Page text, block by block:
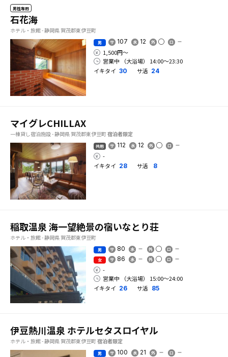
男性専用
石花海
ホテル・旅館 - 静岡県 賀茂郡東伊豆町
男 107 12
1,500円〜
営業中 （大浴場） 14:00〜23:30
イキタイ 30 サ活 24
マイグレCHILLAX
一棟貸し宿泊施設 - 静岡県 賀茂郡東伊豆町宿泊者限定
共用 112 12
-
イキタイ 28 サ活 8
稲取温泉 海一望絶景の宿いなとり荘
ホテル・旅館 - 静岡県 賀茂郡東伊豆町
男 80
女 86
-
営業中 （大浴場） 15:00〜24:00
イキタイ 26 サ活 85
伊豆熱川温泉 ホテルセタスロイヤル
ホテル・旅館 - 静岡県 賀茂郡東伊豆町宿泊者限定
男 100 21